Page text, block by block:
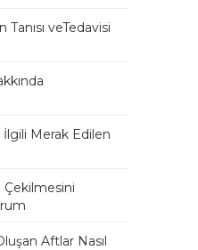
Tanısı veTedavisi
İlgili Merak Edilen
Çekilmesini
Aftlar Nasıl